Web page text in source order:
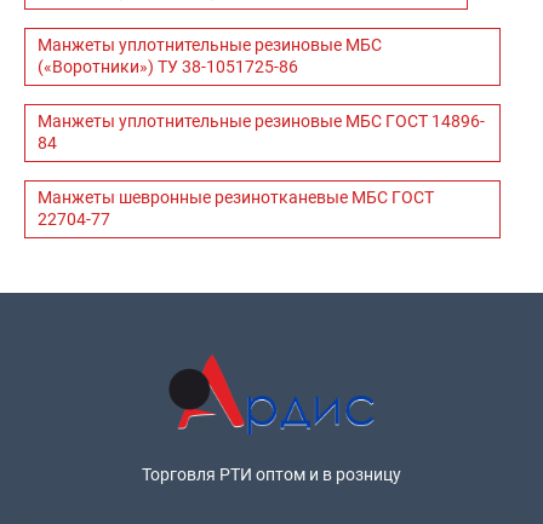
Манжеты уплотнительные резиновые МБС
(«Воротники») ТУ 38-1051725-86
Манжеты уплотнительные резиновые МБС ГОСТ 14896-
84
Манжеты шевронные резинотканевые МБС ГОСТ
22704-77
Торговля РТИ оптом и в розницу